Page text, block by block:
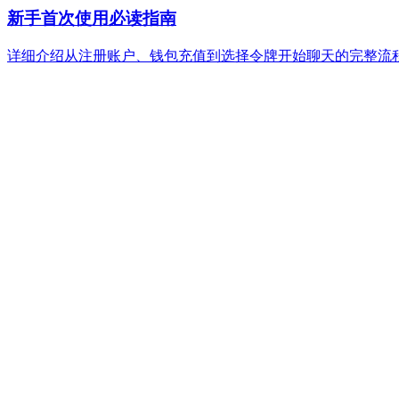
新手首次使用必读指南
详细介绍从注册账户、钱包充值到选择令牌开始聊天的完整流